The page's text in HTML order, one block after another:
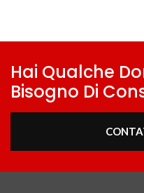
Hai Qualche
Bisogno Di